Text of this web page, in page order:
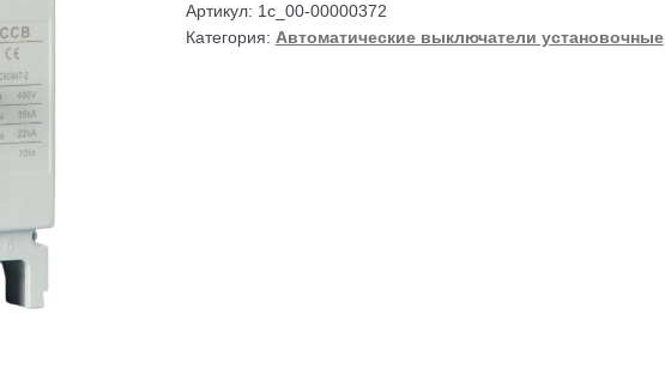
Артикул: 1c_00-00000372
Категория: Автоматические выключатели установочные